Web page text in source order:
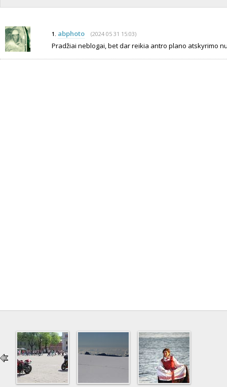
1. abphoto (2024 05 31 15:03)
Pradžiai neblogai, bet dar reikia antro plano atskyrimo